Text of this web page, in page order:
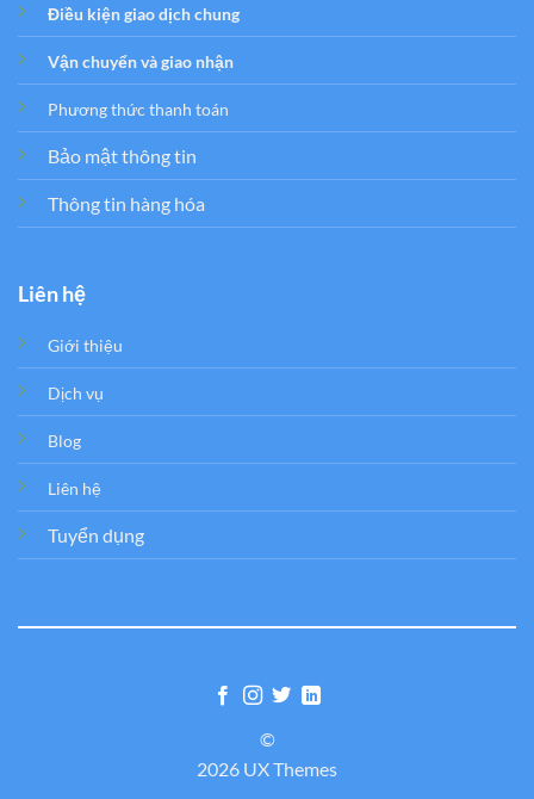
Điều kiện giao dịch chung
Vận chuyển và giao nhận
Phương thức thanh toán
Bảo mật thông tin
Thông tin hàng hóa
Liên hệ
Giới thiệu
Dịch vụ
Blog
Liên hệ
Tuyển dụng
©
2026 UX Themes